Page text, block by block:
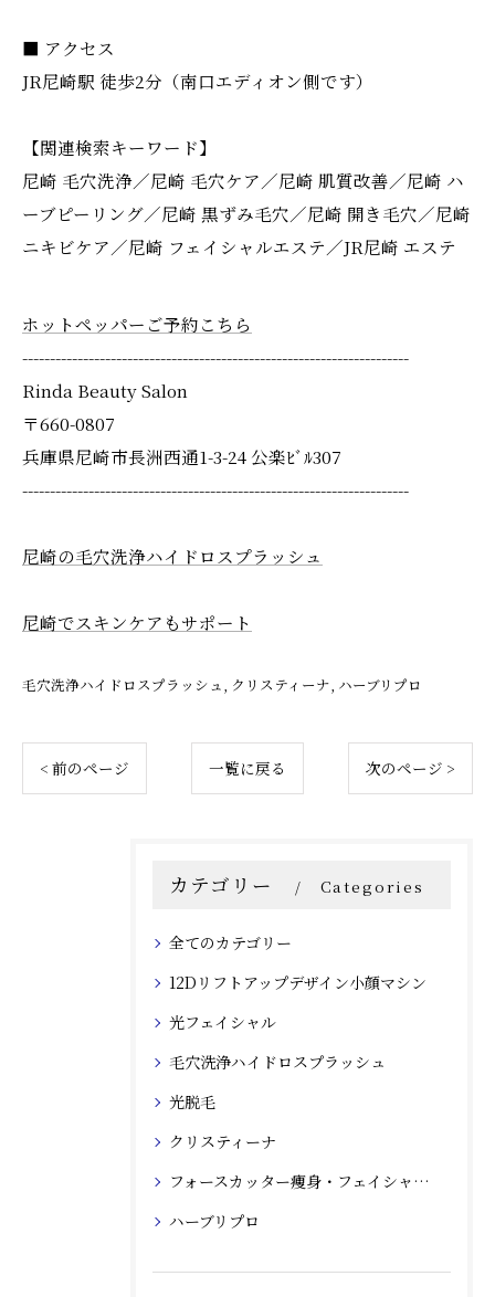
■ アクセス
JR尼崎駅 徒歩2分（南口エディオン側です）
【関連検索キーワード】
尼崎 毛穴洗浄／尼崎 毛穴ケア／尼崎 肌質改善／尼崎 ハ
ーブピーリング／尼崎 黒ずみ毛穴／尼崎 開き毛穴／尼崎
ニキビケア／尼崎 フェイシャルエステ／JR尼崎 エステ
ホットペッパーご予約こちら
----------------------------------------------------------------------
Rinda Beauty Salon
〒660-0807
兵庫県尼崎市長洲西通1-3-24 公楽ﾋﾞﾙ307
----------------------------------------------------------------------
尼崎の毛穴洗浄ハイドロスプラッシュ
尼崎でスキンケアもサポート
毛穴洗浄ハイドロスプラッシュ クリスティーナ ハーブリプロ
< 前のページ 一覧に戻る 次のページ >
カテゴリー Categories
全てのカテゴリー
12Dリフトアップデザイン小顔マシン
光フェイシャル
毛穴洗浄ハイドロスプラッシュ
光脱毛
クリスティーナ
フォースカッター痩身・フェイシャルマシン
ハーブリプロ